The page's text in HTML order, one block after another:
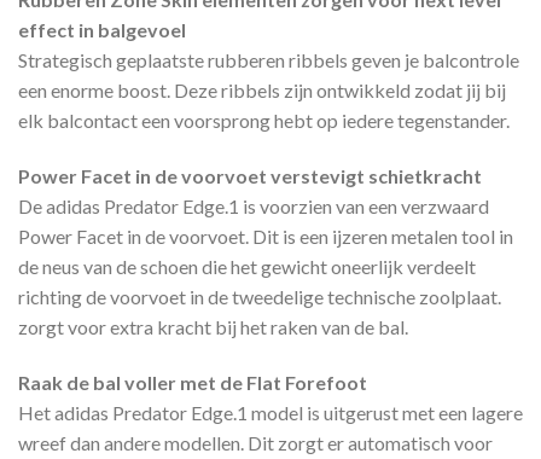
effect in balgevoel
Strategisch geplaatste rubberen ribbels geven je balcontrole
een enorme boost. Deze ribbels zijn ontwikkeld zodat jij bij
elk balcontact een voorsprong hebt op iedere tegenstander.
Power Facet in de voorvoet verstevigt schietkracht
De adidas Predator Edge.1 is voorzien van een verzwaard
Power Facet in de voorvoet. Dit is een ijzeren metalen tool in
de neus van de schoen die het gewicht oneerlijk verdeelt
richting de voorvoet in de tweedelige technische zoolplaat.
zorgt voor extra kracht bij het raken van de bal.
Raak de bal voller met de Flat Forefoot
Het adidas Predator Edge.1 model is uitgerust met een lagere
wreef dan andere modellen. Dit zorgt er automatisch voor